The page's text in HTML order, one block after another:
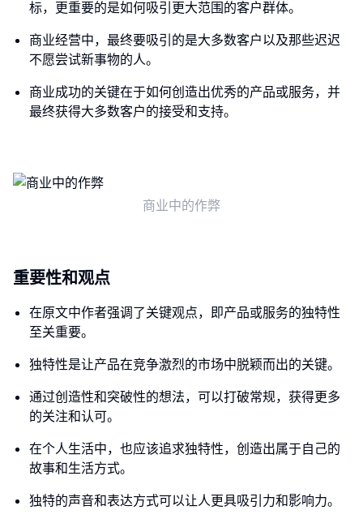
标，更重要的是如何吸引更大范围的客户群体。
商业经营中，最终要吸引的是大多数客户以及那些迟迟
不愿尝试新事物的人。
商业成功的关键在于如何创造出优秀的产品或服务，并
最终获得大多数客户的接受和支持。
商业中的作弊
重要性和观点
在原文中作者强调了关键观点，即产品或服务的独特性
至关重要。
独特性是让产品在竞争激烈的市场中脱颖而出的关键。
通过创造性和突破性的想法，可以打破常规，获得更多
的关注和认可。
在个人生活中，也应该追求独特性，创造出属于自己的
故事和生活方式。
独特的声音和表达方式可以让人更具吸引力和影响力。